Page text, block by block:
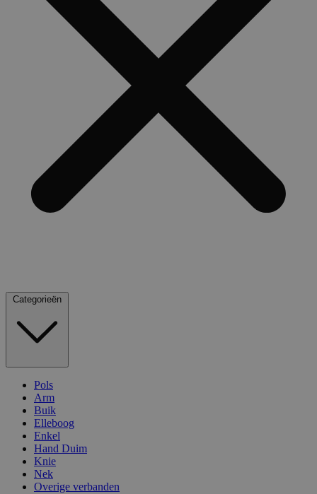
Categorieën
Pols
Arm
Buik
Elleboog
Enkel
Hand Duim
Knie
Nek
Overige verbanden